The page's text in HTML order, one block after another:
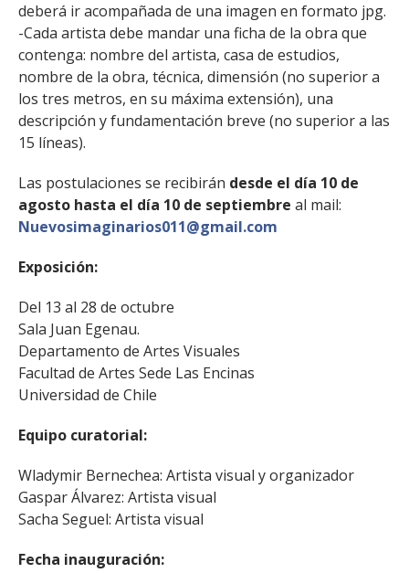
deberá ir acompañada de una imagen en formato jpg.
-Cada artista debe mandar una ficha de la obra que
contenga: nombre del artista, casa de estudios,
nombre de la obra, técnica, dimensión (no superior a
los tres metros, en su máxima extensión), una
descripción y fundamentación breve (no superior a las
15 líneas).
Las postulaciones se recibirán desde el día 10 de
agosto hasta el día 10 de septiembre al mail:
Nuevosimaginarios011@gmail.com
Exposición:
Del 13 al 28 de octubre
Sala Juan Egenau.
Departamento de Artes Visuales
Facultad de Artes Sede Las Encinas
Universidad de Chile
Equipo curatorial:
Wladymir Bernechea: Artista visual y organizador
Gaspar Álvarez: Artista visual
Sacha Seguel: Artista visual
Fecha inauguración: